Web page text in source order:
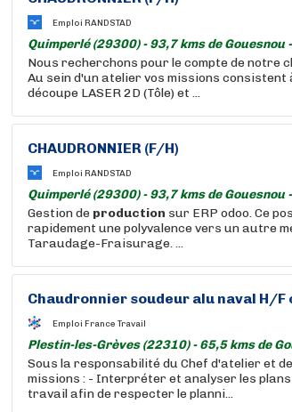
Emploi RANDSTAD
Quimperlé (29300) - 93,7 kms de Gouesnou -
Nous recherchons pour le compte de notre
Au sein d'un atelier vos missions consistent
découpe LASER 2D (Tôle) et ...
CHAUDRONNIER (F/H)
Emploi RANDSTAD
Quimperlé (29300) - 93,7 kms de Gouesnou -
Gestion de production sur ERP odoo. Ce
rapidement une polyvalence vers un autre
Taraudage-Fraisurage. ...
Chaudronnier soudeur alu naval H/
Emploi France Travail
Plestin-les-Grèves (22310) - 65,5 kms de
Sous la responsabilité du Chef d'atelier et
missions : - Interpréter et analyser les
travail afin de respecter le planni...